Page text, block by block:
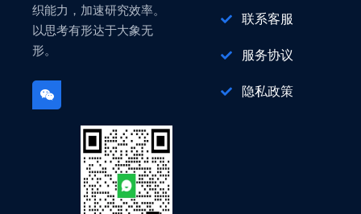
织能力，加速研究效率。
以思考有形达于大象无
形。
联系客服
服务协议
隐私政策